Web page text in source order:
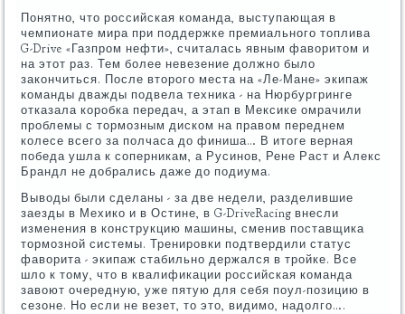
Понятно, что российская команда, выступающая в
чемпионате мира при поддержке премиального топлива
G-Drive «Газпром нефти», считалась явным фаворитом и
на этот раз. Тем более невезение должно было
закончиться. После второго места на «Ле-Мане» экипаж
команды дважды подвела техника - на Нюрбургринге
отказала коробка передач, а этап в Мексике омрачили
проблемы с тормозным диском на правом переднем
колесе всего за полчаса до финиша… В итоге верная
победа ушла к соперникам, а Русинов, Рене Раст и Алекс
Брандл не добрались даже до подиума.
Выводы были сделаны - за две недели, разделившие
заезды в Мехико и в Остине, в G-DriveRacing внесли
изменения в конструкцию машины, сменив поставщика
тормозной системы. Тренировки подтвердили статус
фаворита - экипаж стабильно держался в тройке. Все
шло к тому, что в квалификации российская команда
завоют очередную, уже пятую для себя поул-позицию в
сезоне. Но если не везет, то это, видимо, надолго….